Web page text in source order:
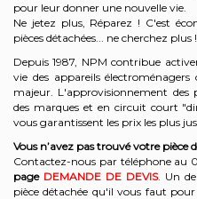
pour leur donner une nouvelle vie.
Ne jetez plus, Réparez ! C'est
pièces détachées... ne cherchez
Depuis 1987, NPM contribue
vie des appareils
majeur. L'approvisionnement des
des marques et en circuit court
vous garantissent les prix les plus
Vous n’avez pas trouvé votre pièce
Contactez-nous par téléphone au
page DEMANDE DE DEVIS. Un
pièce détachée qu'il vous faut